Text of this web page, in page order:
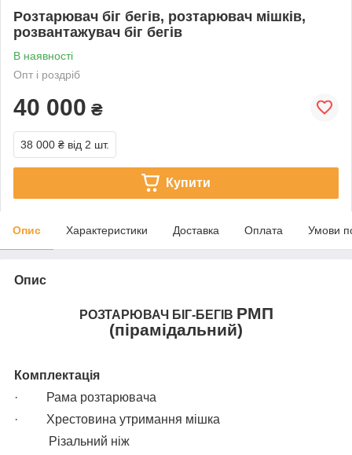
Розтарювач біг бегів, розтарювач мішків,
розвантажувач біг бегів
В наявності
Опт і роздріб
40 000 ₴
38 000 ₴ від 2 шт.
Купити
Опис Характеристики Доставка Оплата Умови
Опис
РОЗТАРЮВАЧ БІГ-БЕГІВ РМП
(пірамідальний)
Комплектація
·
Рама розтарювача
·
Хрестовина утримання мішка
Різальний ніж